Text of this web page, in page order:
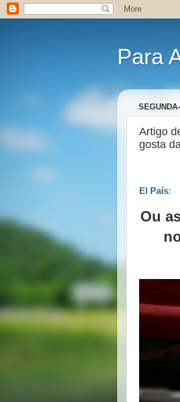
Para
Artigo
gosta
El País:
Ou